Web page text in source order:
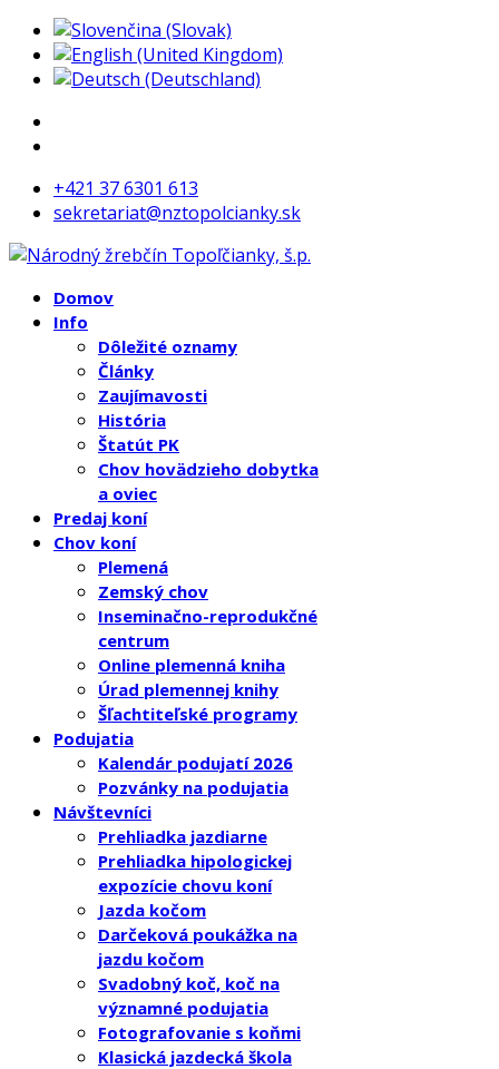
+421 37 6301 613
sekretariat@nztopolcianky.sk
Domov
Info
Dôležité oznamy
Články
Zaujímavosti
História
Štatút PK
Chov hovädzieho dobytka
a oviec
Predaj koní
Chov koní
Plemená
Zemský chov
Inseminačno-reprodukčné
centrum
Online plemenná kniha
Úrad plemennej knihy
Šľachtiteľské programy
Podujatia
Kalendár podujatí 2026
Pozvánky na podujatia
Návštevníci
Prehliadka jazdiarne
Prehliadka hipologickej
expozície chovu koní
Jazda kočom
Darčeková poukážka na
jazdu kočom
Svadobný koč, koč na
významné podujatia
Fotografovanie s koňmi
Klasická jazdecká škola